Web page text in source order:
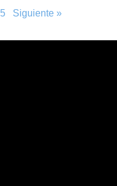
5 Siguiente »